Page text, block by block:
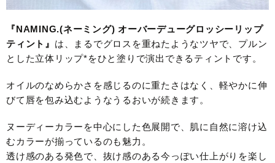
『NAMING.(ネーミング) オーバーデューグロッシーリップ
ティント』 は、まるでグロスを重ねたようなツヤで、プルン
とした立体リップ*をひと塗りで演出できるティントです。
オイルのなめらかさを感じるのに重たさはなく、軽やかに伸
びて唇を包み込むようなうるおいが続きます。
ヌーディーカラーを中心にした色展開で、肌に自然に溶け込
むカラーが揃っているのも魅力。
透け感のある発色で、抜け感のある今っぽい仕上がりを楽し